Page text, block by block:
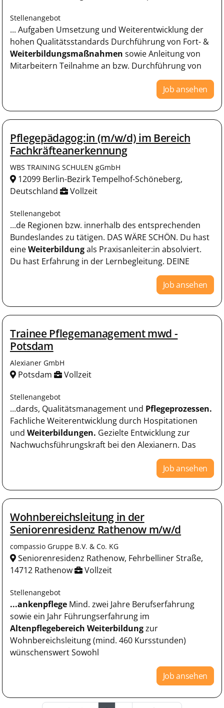
Stellenangebot
... Aufgaben Umsetzung und Weiterentwicklung der
hohen Qualitätsstandards Durchführung von Fort- &
Weiterbildungsmaßnahmen sowie Anleitung von
Mitarbeitern Teilnahme an bzw. Durchführung von
Job ansehen
Pflegepädagog:in (m/w/d) im Bereich
Fachkräfteanerkennung
WBS TRAINING SCHULEN gGmbH
12099 Berlin-Bezirk Tempelhof-Schöneberg,
Deutschland
Vollzeit
Stellenangebot
...de Regionen bzw. innerhalb des entsprechenden
Bundeslandes zu tätigen. DAS WÄRE SCHÖN. Du hast
eineWeiterbildungals Praxisanleiter:in absolviert.
Du hast Erfahrung in der Lernbegleitung. DEINE
Job ansehen
Trainee Pflegemanagement mwd -
Potsdam
Alexianer GmbH
Potsdam Vollzeit
Stellenangebot
...dards, Qualitätsmanagement und Pflegeprozessen.
Fachliche Weiterentwicklung durch Hospitationen
und Weiterbildungen. Gezielte Entwicklung zur
Nachwuchsführungskraft bei den Alexianern. Das
Job ansehen
Wohnbereichsleitung in der
Seniorenresidenz Rathenow m/w/d
compassio Gruppe B.V. & Co. KG
Seniorenresidenz Rathenow, Fehrbelliner Straße,
14712 Rathenow
Vollzeit
Stellenangebot
...ankenpflege Mind. zwei Jahre Berufserfahrung
sowie ein Jahr Führungserfahrung im
Altenpflegebereich Weiterbildungzur
Wohnbereichsleitung (mind. 460 Kursstunden)
wünschenswert Sowohl
Job ansehen